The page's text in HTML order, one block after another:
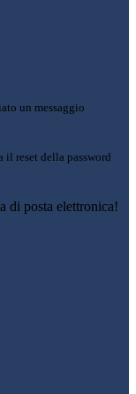
un messaggio
il reset della password
di posta elettronica!